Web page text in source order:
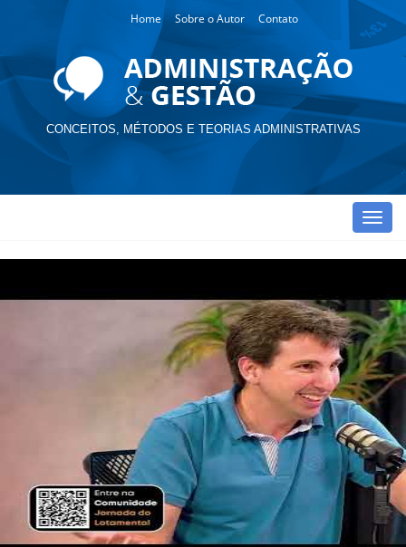
Home Sobre o Autor Contato
CONCEITOS, MÉTODOS E TEORIAS ADMINISTRATIVAS